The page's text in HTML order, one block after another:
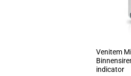
Venitem
indicator